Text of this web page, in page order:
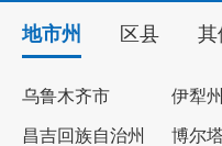
地市州 区县 其
乌鲁木齐市 伊犁州
昌吉回族自治州